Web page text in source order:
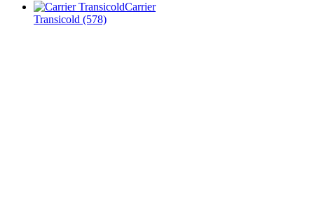
Carrier
Transicold (578)